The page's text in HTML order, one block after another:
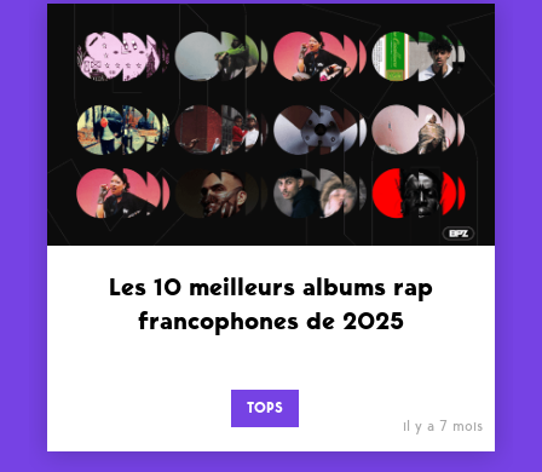
Les 10 meilleurs albums rap
francophones de 2025
TOPS
il y a 7 mois